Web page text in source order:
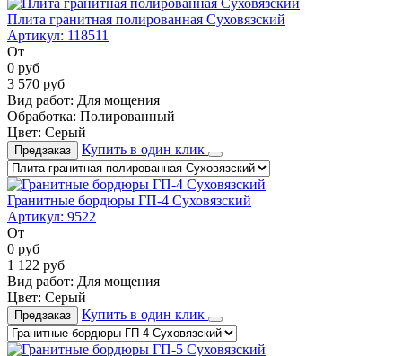
Плита гранитная полированная Суховязский
Артикул: 118511
От
0 руб
3 570 руб
Вид работ: Для мощения
Обработка: Полированный
Цвет: Серый
Предзаказ Купить в один клик
Гранитные бордюры ГП-4 Суховязский
Артикул: 9522
От
0 руб
1 122 руб
Вид работ: Для мощения
Цвет: Серый
Предзаказ Купить в один клик